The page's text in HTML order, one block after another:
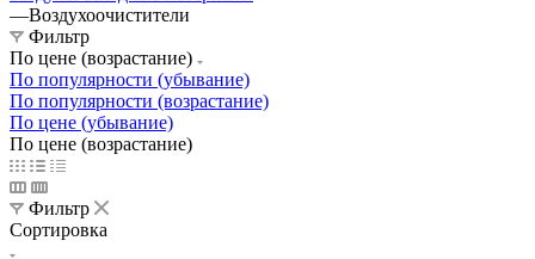
—Воздухоочистители
Фильтр
По цене (возрастание)
По популярности (убывание)
По популярности (возрастание)
По цене (убывание)
По цене (возрастание)
Фильтр
Сортировка